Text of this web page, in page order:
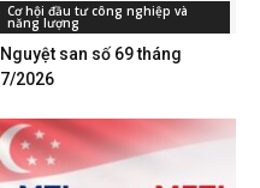
Cơ hội đầu tư công nghiệp và
năng lượng
Nguyệt san số 69 tháng
7/2026